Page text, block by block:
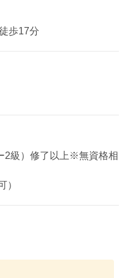
歩17分
2級）修了以上※無資格相
）